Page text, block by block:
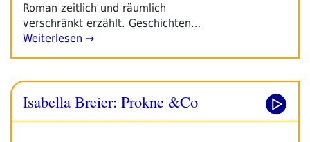
Roman zeitlich und räumlich
verschränkt erzählt. Geschichten…
Weiterlesen →
Isabella Breier: Prokne &Co